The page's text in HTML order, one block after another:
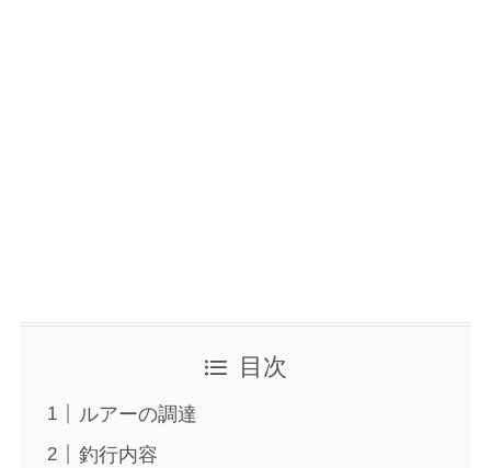
目次
ルアーの調達
釣行内容